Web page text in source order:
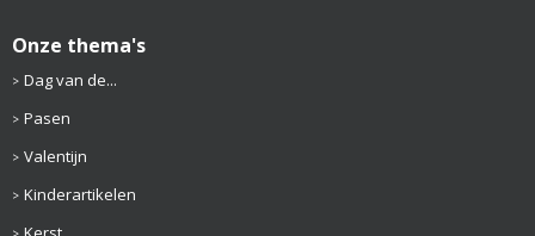
Onze thema's
Dag van de...
Pasen
Valentijn
Kinderartikelen